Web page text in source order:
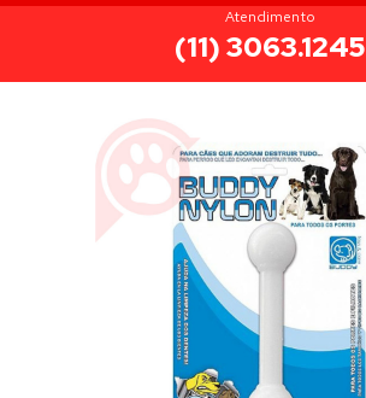
Atendimento
(11) 3063.1245